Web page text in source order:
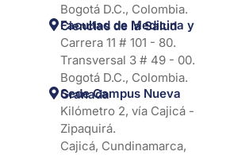
Bogotá D.C., Colombia.
Facultad de Medicina y Ciencias de la Salud
Carrera 11 # 101 - 80.
Transversal 3 # 49 - 00.
Bogotá D.C., Colombia.
Sede Campus Nueva Granada
Kilómetro 2, vía Cajicá -
Zipaquirá.
Cajicá, Cundinamarca,